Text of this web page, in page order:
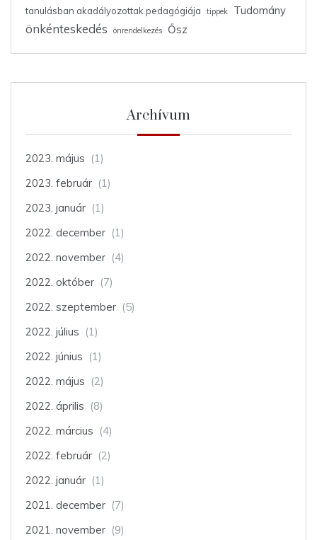
tanulásban akadályozottak pedagógiája tippek Tudomány
önkénteskedés önrendelkezés Ősz
Archívum
2023. május (1)
2023. február (1)
2023. január (1)
2022. december (1)
2022. november (4)
2022. október (7)
2022. szeptember (5)
2022. július (1)
2022. június (1)
2022. május (2)
2022. április (8)
2022. március (4)
2022. február (2)
2022. január (1)
2021. december (7)
2021. november (9)